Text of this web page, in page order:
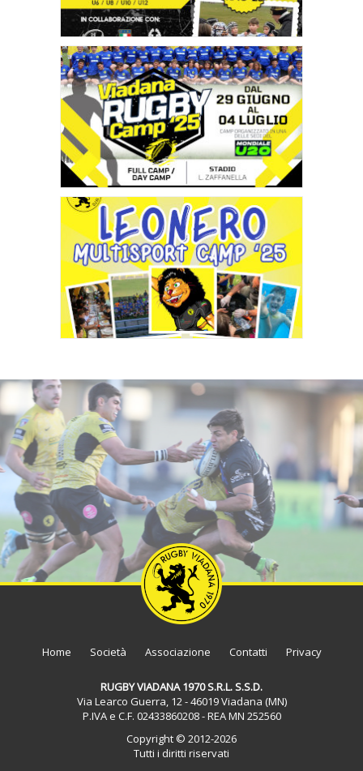
Home Società Associazione Contatti Privacy
RUGBY VIADANA 1970 S.R.L. S.S.D.
Via Learco Guerra, 12 - 46019 Viadana (MN)
P.IVA e C.F. 02433860208 - REA MN 252560
Copyright © 2012-2026
Tutti i diritti riservati